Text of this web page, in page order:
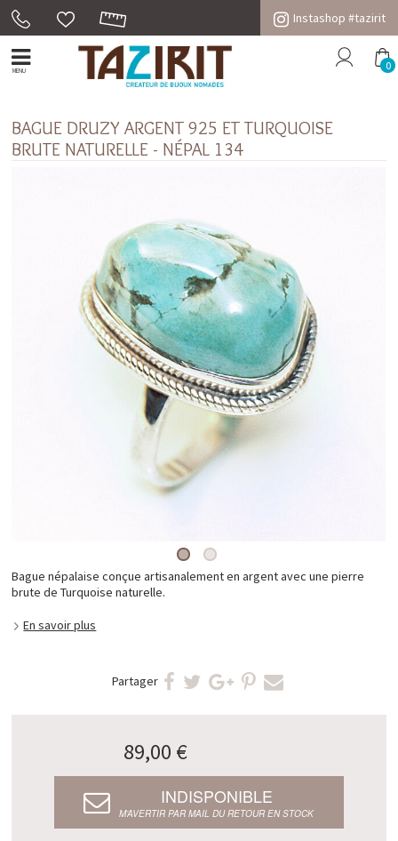
Instashop #tazirit
MENU 0
BAGUE DRUZY ARGENT 925 ET TURQUOISE
BRUTE NATURELLE - NÉPAL 134
Bague népalaise conçue artisanalement en argent avec une pierre
brute de Turquoise naturelle.
En savoir plus
Partager
89,00 €
INDISPONIBLE
M’AVERTIR PAR MAIL DU RETOUR EN STOCK